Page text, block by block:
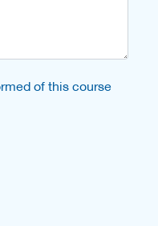
of this course